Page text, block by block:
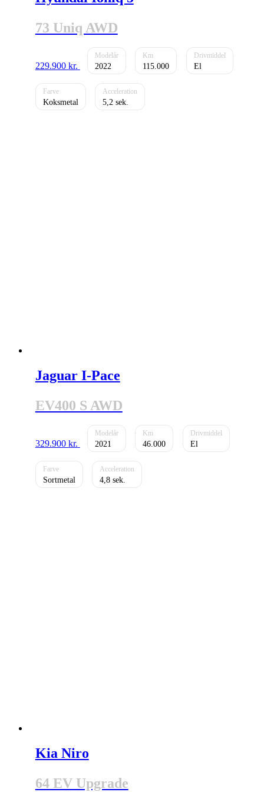
73 Uniq AWD
229.900 kr. 2022 115.000 El
Koksmetal 5,2
Jaguar I-Pace
EV400 S AWD
329.900 kr. 2021 46.000 El
Sortmetal 4,8
Kia Niro
64 EV Upgrade